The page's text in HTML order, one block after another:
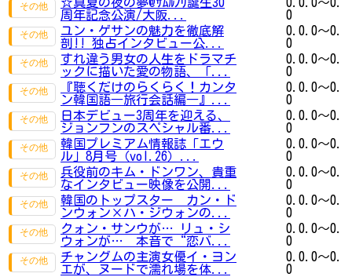
周年記念公演/大阪...
0
ユン・ゲサンの魅力を徹底解
剖!! 独占インタビュー公...
0.0.0～0.
0
すれ違う男女の人生をドラマチ
ックに描いた愛の物語、「...
0.0.0～0.
0
『聴くだけのらくらく！カンタ
ン韓国語―旅行会話編―』...
0.0.0～0.
0
日本デビュー3周年を迎える、
ジョンフンのスペシャル番...
0.0.0～0.
0
韓国プレミアム情報誌「エウ
ル」8月号（vol.26）...
0.0.0～0.
0
兵役前のキム・ドンワン、貴重
なインタビュー映像を公開...
0.0.0～0.
0
韓国のトップスター カン・ド
ンウォン×ハ・ジウォンの...
0.0.0～0.
0
クォン・サンウが… リュ・シ
ウォンが… 本音で“恋バ...
0.0.0～0.
0
チャングムの主演女優イ・ヨン
エが、ヌードで濡れ場を体...
0.0.0～0.
0